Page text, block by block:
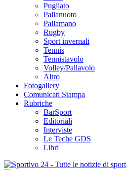
Pugilato
Pallanuoto
Pallamano
Rugby
Sport invernali
Tennis
Tennistavolo
Volley/Pallavolo
Altro
Fotogallery
Comunicati Stampa
Rubriche
BarSport
Editoriali
Interviste
Le Teche GDS
Libri